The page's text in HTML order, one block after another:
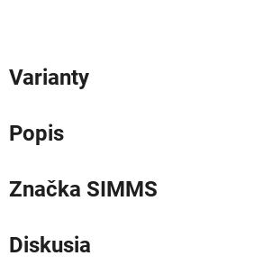
Varianty
Popis
Značka SIMMS
Diskusia